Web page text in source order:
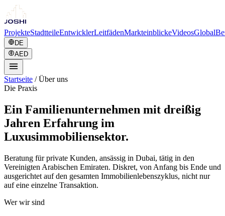
ProjekteStadtteileEntwicklerLeitfädenMarkteinblickeVideosGlobal
DE
AED
Startseite /Über uns
Die Praxis
Ein Familienunternehmen mit dreißig
Jahren Erfahrung im
Luxusimmobiliensektor.
Beratung für private Kunden, ansässig in Dubai, tätig in den
Vereinigten Arabischen Emiraten. Diskret, von Anfang bis Ende und
ausgerichtet auf den gesamten Immobilienlebenszyklus, nicht nur
auf eine einzelne Transaktion.
Wer wir sind